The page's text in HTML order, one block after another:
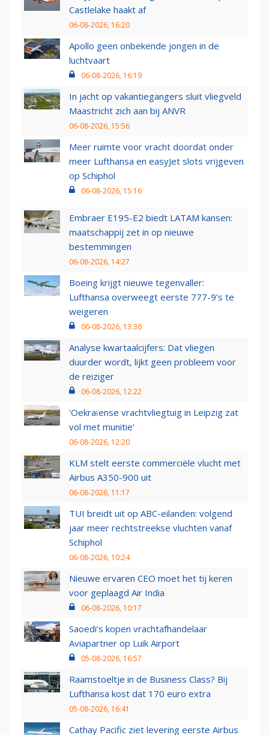
Castlelake haakt af
06-08-2026, 16:20
Apollo geen onbekende jongen in de
luchtvaart
06-08-2026, 16:19
In jacht op vakantiegangers sluit vliegveld
Maastricht zich aan bij ANVR
06-08-2026, 15:56
Meer ruimte voor vracht doordat onder
meer Lufthansa en easyJet slots vrijgeven
op Schiphol
06-08-2026, 15:16
Embraer E195-E2 biedt LATAM kansen:
maatschappij zet in op nieuwe
bestemmingen
06-08-2026, 14:27
Boeing krijgt nieuwe tegenvaller:
Lufthansa overweegt eerste 777-9’s te
weigeren
06-08-2026, 13:36
Analyse kwartaalcijfers: Dat vliegen
duurder wordt, lijkt geen probleem voor
de reiziger
06-08-2026, 12:22
'Oekraïense vrachtvliegtuig in Leipzig zat
vol met munitie'
06-08-2026, 12:20
KLM stelt eerste commerciële vlucht met
Airbus A350-900 uit
06-08-2026, 11:17
TUI breidt uit op ABC-eilanden: volgend
jaar meer rechtstreekse vluchten vanaf
Schiphol
06-08-2026, 10:24
Nieuwe ervaren CEO moet het tij keren
voor geplaagd Air India
06-08-2026, 10:17
Saoedi’s kopen vrachtafhandelaar
Aviapartner op Luik Airport
05-08-2026, 16:57
Raamstoeltje in de Business Class? Bij
Lufthansa kost dat 170 euro extra
05-08-2026, 16:41
Cathay Pacific ziet levering eerste Airbus